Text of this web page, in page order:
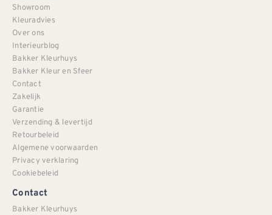
Showroom
Kleuradvies
Over ons
Interieurblog
Bakker Kleurhuys
Bakker Kleur en Sfeer
Contact
Zakelijk
Garantie
Verzending & levertijd
Retourbeleid
Algemene voorwaarden
Privacy verklaring
Cookiebeleid
Contact
Bakker Kleurhuys